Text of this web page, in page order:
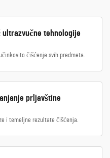
ultrazvučne tehnologije
čišćenje svih predmeta.
prljavštine
i temeljne rezultate čišćenja.